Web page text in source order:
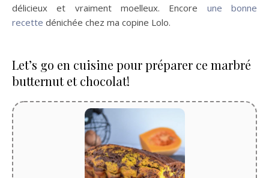
délicieux et vraiment moelleux. Encore une bonne
recette dénichée chez ma copine Lolo.
Let’s go en cuisine pour préparer ce marbré
butternut et chocolat!